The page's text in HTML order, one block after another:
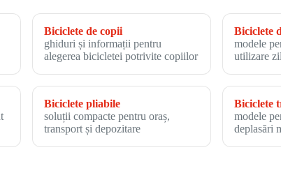
Biciclete de copii
ghiduri și informații pentru
alegerea bicicletei potrivite copiilor
Biciclete
modele
utilizare
Biciclete pliabile
soluții compacte pentru oraș,
transport și depozitare
Biciclete
modele
deplasări